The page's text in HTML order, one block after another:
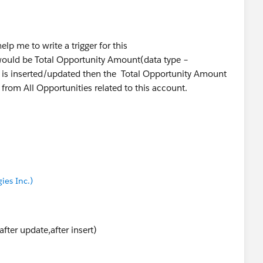
me to write a trigger for this
be Total Opportunity Amount(data type –
inserted/updated then the Total Opportunity Amount
All Opportunities related to this account.
Inc.)
update,after insert)